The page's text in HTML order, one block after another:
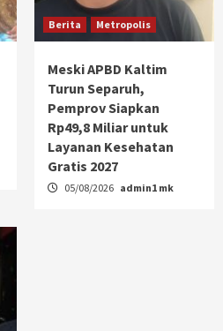
Berita Metropolis
Meski APBD Kaltim
Turun Separuh,
Pemprov Siapkan
Rp49,8 Miliar untuk
Layanan Kesehatan
Gratis 2027
05/08/2026 admin1 mk